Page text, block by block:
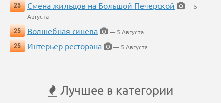
25
Смена жильцов на Большой Печерской
— 5
Августа
25
Волшебная синева
— 5 Августа
25
Интерьер ресторана — 5 Августа
Лучшее в категории